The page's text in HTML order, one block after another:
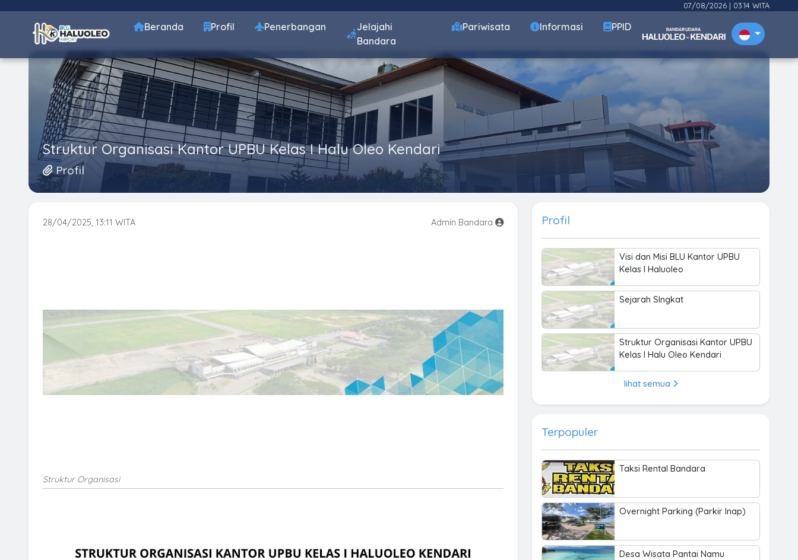
07/08/2026 | 03.14 WITA
Beranda Profil Penerbangan
Jelajahi
Bandara
Pariwisata Informasi PPID
Struktur Organisasi Kantor UPBU Kelas I Halu Oleo Kendari
Profil
28/04/2025, 13:11 WITA Admin Bandara
Struktur Organisasi
Profil
Visi dan Misi BLU Kantor UPBU
Kelas I Haluoleo
Sejarah SIngkat
Struktur Organisasi Kantor UPBU
Kelas I Halu Oleo Kendari
lihat semua
Terpopuler
Taksi Rental Bandara
Overnight Parking (Parkir Inap)
Desa Wisata Pantai Namu